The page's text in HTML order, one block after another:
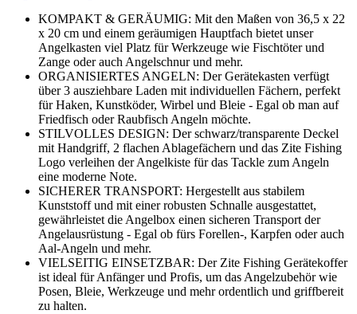
KOMPAKT & GERÄUMIG: Mit den Maßen von 36,5 x 22
x 20 cm und einem geräumigen Hauptfach bietet unser
Angelkasten viel Platz für Werkzeuge wie Fischtöter und
Zange oder auch Angelschnur und mehr.
ORGANISIERTES ANGELN: Der Gerätekasten verfügt
über 3 ausziehbare Laden mit individuellen Fächern, perfekt
für Haken, Kunstköder, Wirbel und Bleie - Egal ob man auf
Friedfisch oder Raubfisch Angeln möchte.
STILVOLLES DESIGN: Der schwarz/transparente Deckel
mit Handgriff, 2 flachen Ablagefächern und das Zite Fishing
Logo verleihen der Angelkiste für das Tackle zum Angeln
eine moderne Note.
SICHERER TRANSPORT: Hergestellt aus stabilem
Kunststoff und mit einer robusten Schnalle ausgestattet,
gewährleistet die Angelbox einen sicheren Transport der
Angelausrüstung - Egal ob fürs Forellen-, Karpfen oder auch
Aal-Angeln und mehr.
VIELSEITIG EINSETZBAR: Der Zite Fishing Gerätekoffer
ist ideal für Anfänger und Profis, um das Angelzubehör wie
Posen, Bleie, Werkzeuge und mehr ordentlich und griffbereit
zu halten.